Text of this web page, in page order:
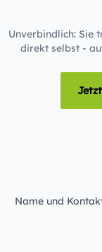
Unverbindlich: Sie
direkt selbst -
Name und